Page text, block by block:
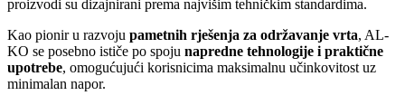
proizvodi su dizajnirani prema najvišim tehničkim standardima.
Kao pionir u razvoju pametnih rješenja za održavanje vrta, AL-
KO se posebno ističe po spoju napredne tehnologije i praktične
upotrebe, omogućujući korisnicima maksimalnu učinkovitost uz
minimalan napor.